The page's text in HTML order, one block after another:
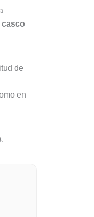
casco
de
en
.